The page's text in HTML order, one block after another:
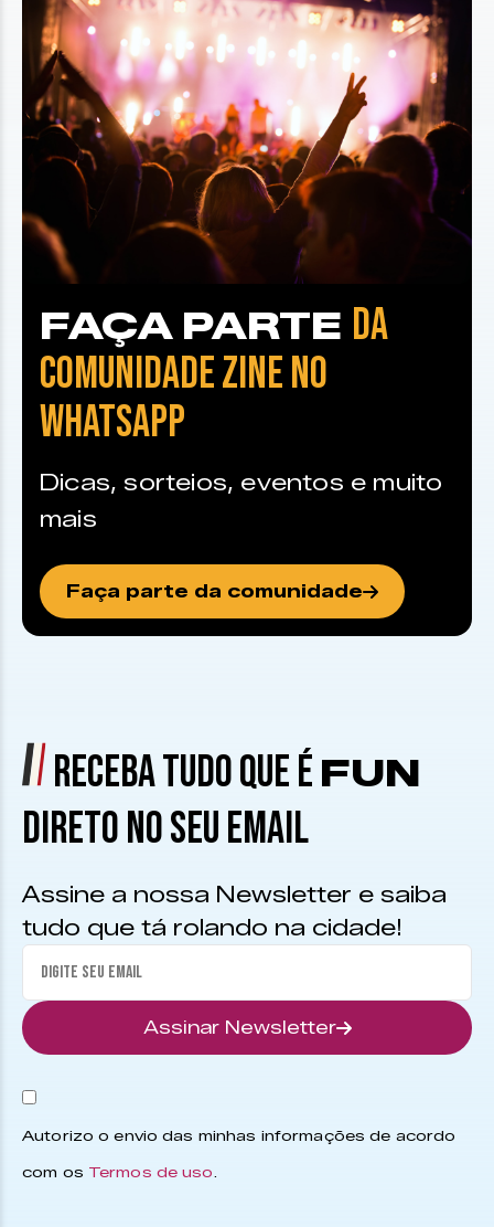
FAÇA PARTE DA
COMUNIDADE ZINE NO
WHATSAPP
Dicas, sorteios, eventos e muito
mais
Faça parte da comunidade
RECEBA TUDO QUE É FUN
DIRETO NO SEU EMAIL
Assine a nossa Newsletter e saiba
tudo que tá rolando na cidade!
Assinar Newsletter
Autorizo o envio das minhas informações de acordo
com os Termos de uso.